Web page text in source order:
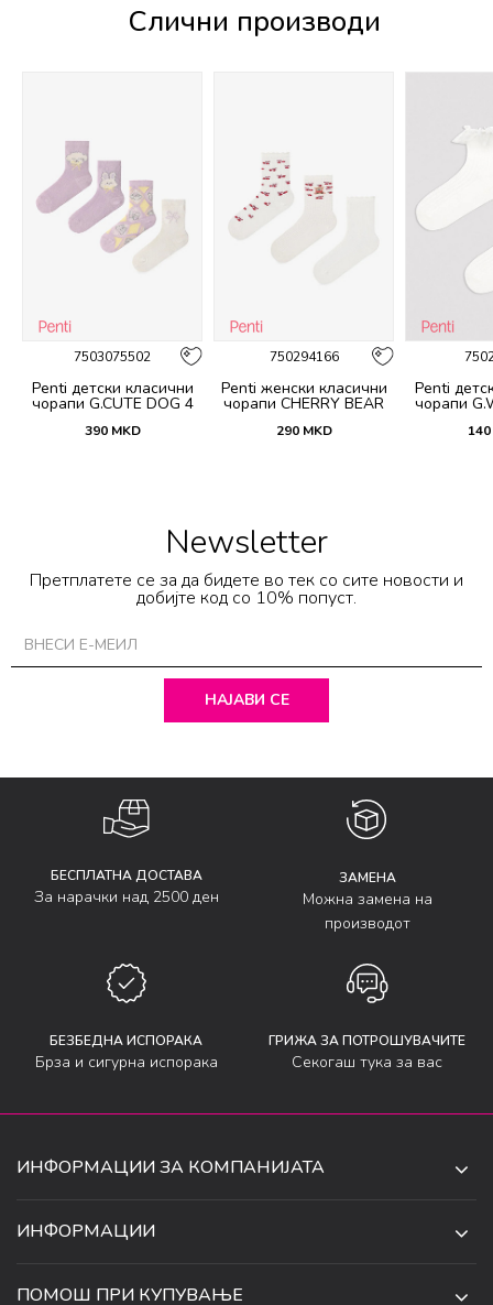
Слични производи
7503075502
Penti детски класични
чорапи G.CUTE DOG 4
390 MKD
750294166
Penti женски класични
чорапи CHERRY BEAR
290 MKD
Penti
чорапи
140
Newsletter
Претплатете се за да бидете во тек со сите новости и
добијте код со 10% попуст.
НАЈАВИ СЕ
БЕСПЛАТНА ДОСТАВА
За нарачки над 2500 ден
ЗАМЕНА
Можна замена на
производот
БЕЗБЕДНА ИСПОРАКА
Брза и сигурна испорака
ГРИЖА ЗА ПОТРОШУВАЧИТЕ
Секогаш тука за вас
ИНФОРМАЦИИ ЗА КОМПАНИЈАТА
ИНФОРМАЦИИ
ПОМОШ ПРИ КУПУВАЊЕ